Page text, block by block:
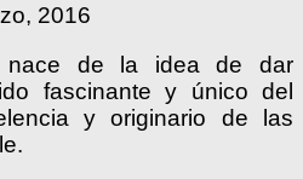
2016
nace de la idea de dar
fascinante y único del
y originario de las